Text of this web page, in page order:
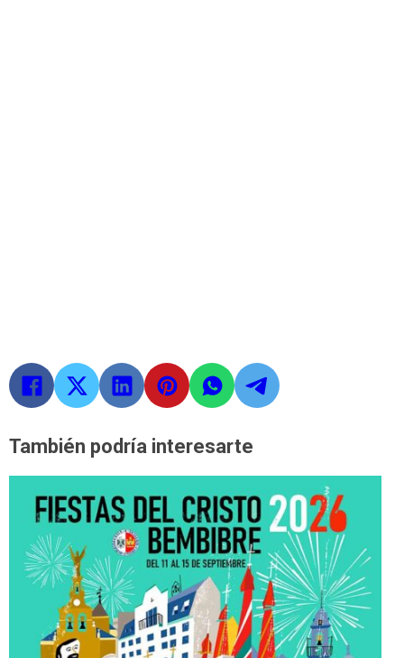
También podría interesarte